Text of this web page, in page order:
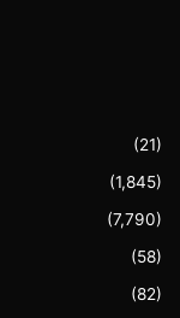
(21)
(1,845)
(7,790)
(58)
(82)